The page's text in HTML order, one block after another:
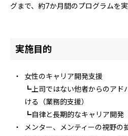
グまで、約7か月間のプログラムを実
実施目的
女性のキャリア開発支援
┗上司ではない他者からのアド
ける（業務的支援）
┗自律と長期的なキャリア開発
メンター、メンティーの視野の